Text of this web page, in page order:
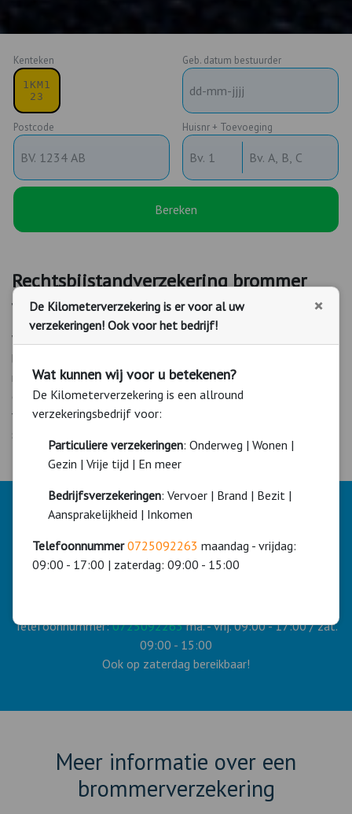
Kenteken Geb. datum bestuurder
Postcode Huisnr + Toevoeging
Bereken
Rechtsbijstandverzekering brommer
Voor bromfiets, scooter, snorfiets, brommer en versneller.
Wij adviseren u altijd een rechtsbijstandverzekering bij uw
brommerverzekering af te sluiten. De brommer
rechtsbijstandverzekering biedt namelijk hulp bij juridische
conflicten met betrekking tot uw brommer. Met deze
verhaalsdekking heeft u recht op bijstand bij verhalen van de
Wilt u hulp of advies bij het afsluiten van deze
brommerverzekering?
Telefoonnummer:0725092263ma. - vrij. 09:00 - 17:00 / zat.
09:00 - 15:00
Ook op zaterdag bereikbaar!
Meer informatie over een
brommerverzekering
De Kilometerverzekering is er voor al uw
verzekeringen! Ook voor het bedrijf!
×
Wat kunnen wij voor u betekenen?
De Kilometerverzekering is een allround
verzekeringsbedrijf voor:
Particuliere verzekeringen: Onderweg | Wonen |
Gezin | Vrije tijd | En meer
Bedrijfsverzekeringen: Vervoer | Brand | Bezit |
Aansprakelijkheid | Inkomen
Telefoonnummer 0725092263 maandag - vrijdag:
09:00 - 17:00 | zaterdag: 09:00 - 15:00